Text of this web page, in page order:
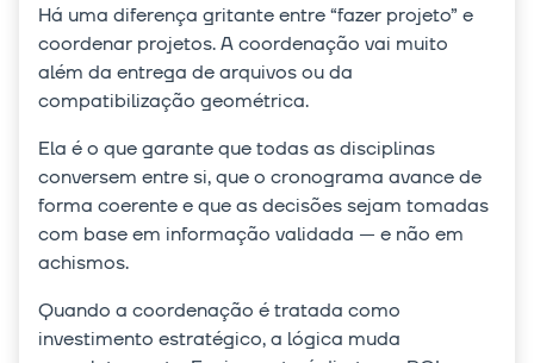
Há uma diferença gritante entre “fazer projeto” e
coordenar projetos. A coordenação vai muito
além da entrega de arquivos ou da
compatibilização geométrica.
Ela é o que garante que todas as disciplinas
conversem entre si, que o cronograma avance de
forma coerente e que as decisões sejam tomadas
com base em informação validada — e não em
achismos.
Quando a coordenação é tratada como
investimento estratégico, a lógica muda